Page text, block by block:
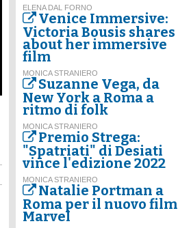
ELENA DAL FORNO
Venice Immersive:
Victoria Bousis shares
about her immersive
film
MONICA STRANIERO
Suzanne Vega, da
New York a Roma a
ritmo di folk
MONICA STRANIERO
Premio Strega:
"Spatriati" di Desiati
vince l'edizione 2022
MONICA STRANIERO
Natalie Portman a
Roma per il nuovo film
Marvel